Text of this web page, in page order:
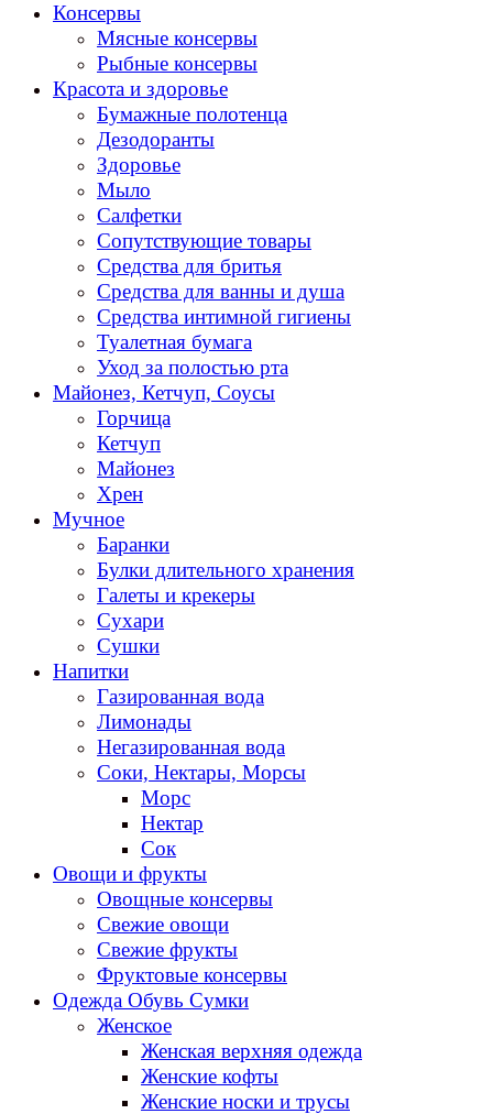
Консервы
Мясные консервы
Рыбные консервы
Красота и здоровье
Бумажные полотенца
Дезодоранты
Здоровье
Мыло
Салфетки
Сопутствующие товары
Средства для бритья
Средства для ванны и душа
Средства интимной гигиены
Туалетная бумага
Уход за полостью рта
Майонез, Кетчуп, Соусы
Горчица
Кетчуп
Майонез
Хрен
Мучное
Баранки
Булки длительного хранения
Галеты и крекеры
Сухари
Сушки
Напитки
Газированная вода
Лимонады
Негазированная вода
Соки, Нектары, Морсы
Морс
Нектар
Сок
Овощи и фрукты
Овощные консервы
Свежие овощи
Свежие фрукты
Фруктовые консервы
Одежда Обувь Сумки
Женское
Женская верхняя одежда
Женские кофты
Женские носки и трусы